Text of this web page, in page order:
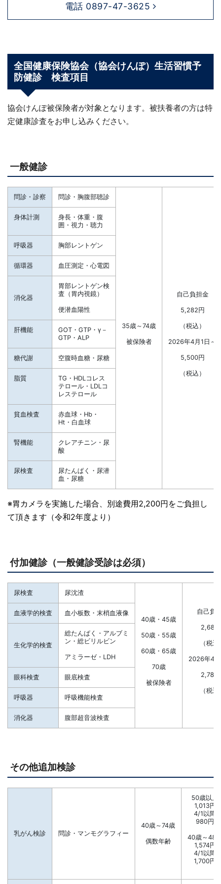
電話 0897-47-3625
全国健康保険協会（協会けんぽ）生活習慣予
防健診 検査項目
協会けんぽ被保険者が対象となります。被扶養者の方は特
定健康診査をお申し込みください。
一般健診
問診・診察 問診・胸腹部聴診
35歳～74歳
被保険者
自己負担金
5,282円
（税込）
2026年4月1日～
5,500円
（税込）
身体計測
身長・体重・腹
囲・視力・聴力
呼吸器 胸部レントゲン
循環器 血圧測定・心電図
消化器
胃部レントゲン検
査（胃内視鏡）
便潜血陽性
肝機能
GOT・GTP・γ－
GTP・ALP
糖代謝 空腹時血糖・尿糖
脂質
TG・HDLコレス
テロール・LDLコ
レステロール
貧血検査
赤血球・Hb・
Ht・白血球
腎機能
クレアチニン・尿
酸
尿検査
尿たんぱく・尿潜
血・尿糖
※胃カメラを実施した場合、別途費用2,200円をご負担し
て頂きます（令和2年度より）
付加健診（一般健診受診は必須）
尿検査 尿沈渣
40歳・45歳
50歳・55歳
60歳・65歳
70歳
被保険者
自己負
2,689
（税
2026年4
2,780
（税
血液学的検査 血小板数・末梢血液像
生化学的検査
総たんぱく・アルブミ
ン・総ビリルビン
アミラーゼ・LDH
眼科検査 眼底検査
呼吸器 呼吸機能検査
消化器 腹部超音波検査
その他追加検診
乳がん検診 問診・マンモグラフィー
40歳～74歳
偶数年齢
50歳以上
1,013円
4/1以降
980円
40歳～48
1,574円
4/1以降
1,700円